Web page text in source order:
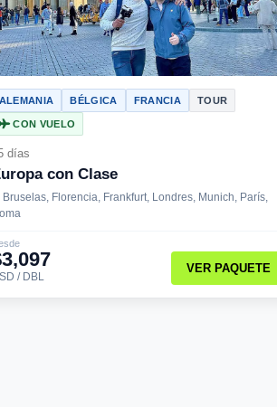
BÉLGICA FRANCIA TOUR
CON VUELO
días
con Clase
Bruselas, Florencia, Frankfurt, Londres, Munich, París,
/ DBL
VER PAQUETE